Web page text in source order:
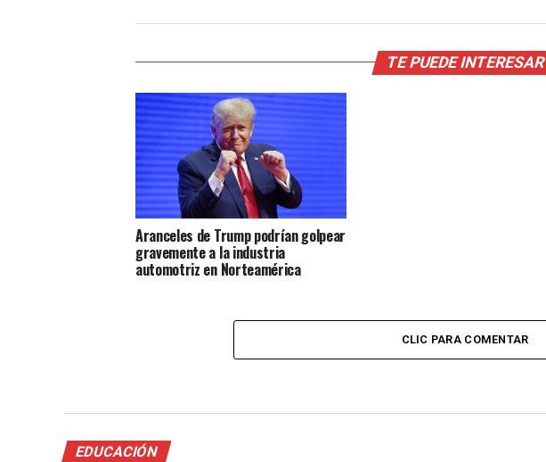
TE PUEDE INTERESAR
Aranceles de Trump podrían golpear
gravemente a la industria
automotriz en Norteamérica
CLIC PARA COMENTAR
EDUCACIÓN